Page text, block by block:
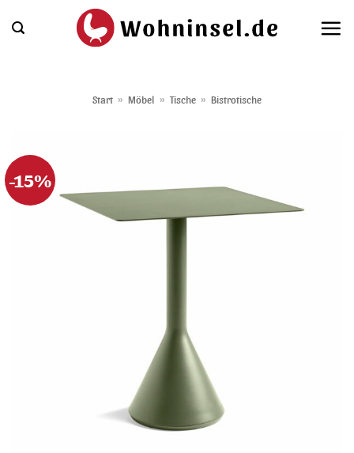
Inhalt
Start » Möbel » Tische » Bistrotische
-15%